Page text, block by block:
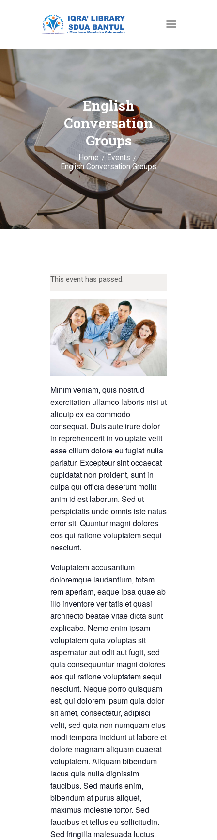
English
Conversation
Groups
Home
Events
English Conversation Groups
GALERI
EVENTS
BERITA DAN ARTIKEL
USULAN BUKU
This event has passed.
Minim veniam, quis nostrud
exercitation ullamco laboris nisi ut
aliquip ex ea commodo
consequat. Duis aute irure dolor
in reprehenderit in voluptate velit
esse cillum dolore eu fugiat nulla
pariatur. Excepteur sint occaecat
cupidatat non proident, sunt in
culpa qui officia deserunt mollit
anim id est laborum. Sed ut
perspiciatis unde omnis iste natus
error sit. Quuntur magni dolores
eos qui ratione voluptatem sequi
nesciunt.
Voluptatem accusantium
doloremque laudantium, totam
rem aperiam, eaque ipsa quae ab
illo inventore veritatis et quasi
architecto beatae vitae dicta sunt
explicabo. Nemo enim ipsam
voluptatem quia voluptas sit
aspernatur aut odit aut fugit, sed
quia consequuntur magni dolores
eos qui ratione voluptatem sequi
nesciunt. Neque porro quisquam
est, qui dolorem ipsum quia dolor
sit amet, consectetur, adipisci
velit, sed quia non numquam eius
modi tempora incidunt ut labore et
dolore magnam aliquam quaerat
voluptatem. Aliquam bibendum
lacus quis nulla dignissim
faucibus. Sed mauris enim,
bibendum at purus aliquet,
maximus molestie tortor. Sed
faucibus et tellus eu sollicitudin.
Sed fringilla malesuada luctus.